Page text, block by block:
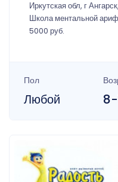
Иркутская обл, г
Школа ментальной
5000 руб.
Пол
Любой 8-